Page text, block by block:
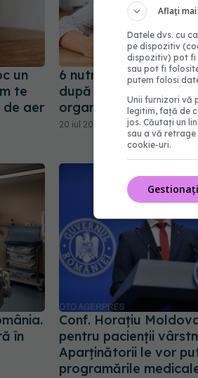
un
te
aer
6 nutrienți pe care îi
după 30 de ani și de ce
organismul are
20 iul 2026, 12:09
în
Conf. Horațiu
pentru pacienții
Aparținătorii le vor
programările
Aflați
Datele dvs. cu
pe dispozitiv
dispozitiv) pot fi
sau pot fi
putem folosi
Unii furnizori vă
legitim, față de
jos. Căutați un
sau a vă
cookie-uri.